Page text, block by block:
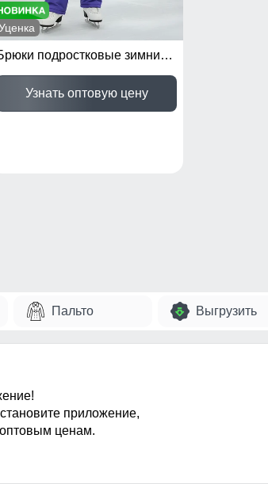
Брюки подростковые зимние для девочки УЦЕНКА фиолетового цвета 0934F
Узнать оптовую цену
Пальто Выгрузить
приложение,
оптовым ценам.